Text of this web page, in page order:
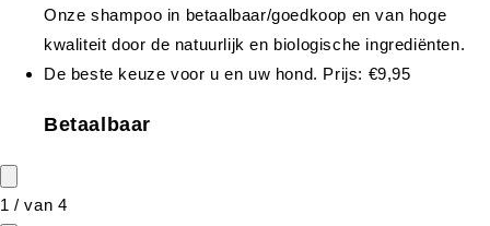
Betaalbaar
1 /van 4